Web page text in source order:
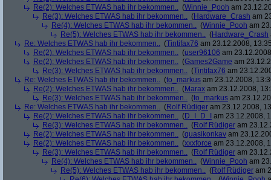
Re(2): Welches ETWAS hab ihr bekommen.. (Winnie_Pooh am
Re(3): Welches ETWAS hab ihr bekommen.. (Hardware_Crash am
Re(4): Welches ETWAS hab ihr bekommen.. (Winnie_Pooh am
Re(5): Welches ETWAS hab ihr bekommen.. (Hardware_Crash
Re: Welches ETWAS hab ihr bekommen.. (Tintifax76 am 23.12.2008,
Re(2): Welches ETWAS hab ihr bekommen.. (user96106 am
Re(2): Welches ETWAS hab ihr bekommen.. (Games2Game am
Re(3): Welches ETWAS hab ihr bekommen.. (Tintifax76 am
Re: Welches ETWAS hab ihr bekommen.. (to_markus am 23.12.2008,
Re(2): Welches ETWAS hab ihr bekommen.. (Marax am 23.12.2008,
Re(3): Welches ETWAS hab ihr bekommen.. (to_markus am
Re: Welches ETWAS hab ihr bekommen.. (Rolf Rüdiger am 23.12.2008,
Re(2): Welches ETWAS hab ihr bekommen.. (D_I_D_I
am 23.12.2008,
Re(3): Welches ETWAS hab ihr bekommen.. (Rolf Rüdiger am
Re(2): Welches ETWAS hab ihr bekommen.. (quasikonkav am
Re(2): Welches ETWAS hab ihr bekommen.. (xxxforce am 23.12.2008,
Re(3): Welches ETWAS hab ihr bekommen.. (Rolf Rüdiger am
Re(4): Welches ETWAS hab ihr bekommen.. (Winnie_Pooh am
Re(5): Welches ETWAS hab ihr bekommen.. (Rolf Rüdiger am